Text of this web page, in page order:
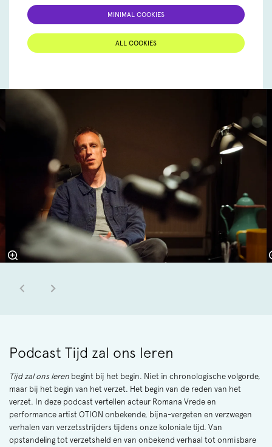
MINIMAL COOKIES
ALL COOKIES
Podcast Tijd zal ons leren
Tijd zal ons leren begint bij het begin. Niet in chronologische volgorde,
maar bij het begin van het verzet. Het begin van de reden van het
verzet. In deze podcast vertellen acteur Romana Vrede en
performance artist OTION onbekende, bijna-vergeten en verzwegen
verhalen van verzetsstrijders tijdens onze koloniale tijd. Van
opstandeling tot verzetsheld en van onbekend verhaal tot onmisbare